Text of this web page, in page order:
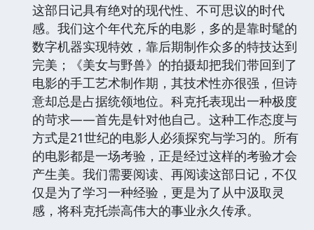
这部日记具有绝对的现代性、不可思议的时代
感。我们这个年代充斥的电影，多的是靠时髦的
数字机器实现特效，靠后期制作众多的特技达到
完美；《美女与野兽》的拍摄却把我们带回到了
电影的手工艺术制作期，其技术性亦很强，但诗
意却总是占据统领地位。科克托表现出一种极度
的苛求——首先是针对他自己。这种工作态度与
方式是21世纪的电影人必须探究与学习的。所有
的电影都是一场考验，正是经过这样的考验才会
产生美。我们需要阅读、再阅读这部日记，不仅
仅是为了学习一种经验，更是为了从中汲取灵
感，将科克托崇高伟大的事业永久传承。